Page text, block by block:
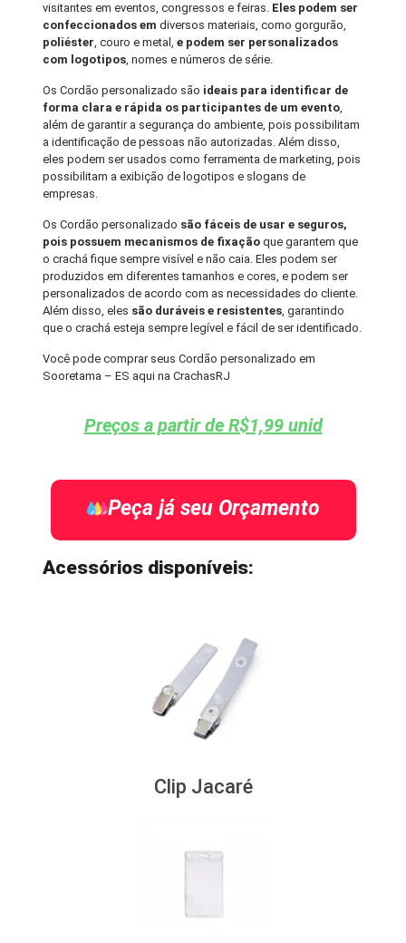
visitantes em eventos, congressos e feiras. Eles podem ser
confeccionados emdiversos materiais, como gorgurão,
poliéster, couro e metal,e podem ser personalizados
com logotipos, nomes e números de série.
Os Cordão personalizado são ideais para identificar de
forma clara e rápida os participantes de um evento,
além de garantir a segurança do ambiente, pois possibilitam
a identificação de pessoas não autorizadas. Além disso,
eles podem ser usados como ferramenta de marketing, pois
possibilitam a exibição de logotipos e slogans de
empresas.
Os Cordão personalizado são fáceis de usar e seguros,
pois possuem mecanismos de fixação que garantem que
o crachá fique sempre visível e não caia. Eles podem ser
produzidos em diferentes tamanhos e cores, e podem ser
personalizados de acordo com as necessidades do cliente.
Além disso, eles são duráveis e resistentes, garantindo
que o crachá esteja sempre legível e fácil de ser identificado.
Você pode comprar seus Cordão personalizado em
Sooretama – ES aqui na CrachasRJ
Preços a partir de R$1,99 unid
Peça já seu Orçamento
Acessórios disponíveis:
Clip Jacaré